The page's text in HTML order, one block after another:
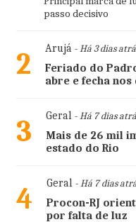
passo decisivo
2 Arujá- Há 3 dias
Feriado do
abre e fecha
3 Geral- Há 7 dias
Mais de 26 mil
estado do Rio
4 Geral- Há 7 dias
Procon-RJ
por falta de luz